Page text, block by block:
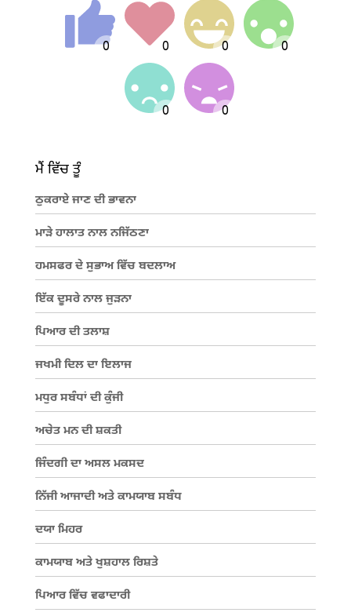
ਮੈਂ ਵਿੱਚ ਤੂੰ
ਠੁਕਰਾਏ ਜਾਣ ਦੀ ਭਾਵਨਾ
ਮਾੜੇ ਹਾਲਾਤ ਨਾਲ ਨਜਿੱਠਣਾ
ਹਮਸਫਰ ਦੇ ਸੁਭਾਅ ਵਿੱਚ ਬਦਲਾਅ
ਇੱਕ ਦੂਸਰੇ ਨਾਲ ਜੁੜਨਾ
ਪਿਆਰ ਦੀ ਤਲਾਸ਼
ਜਖਮੀ ਦਿਲ ਦਾ ਇਲਾਜ
ਮਧੁਰ ਸਬੰਧਾਂ ਦੀ ਕੁੰਜੀ
ਅਚੇਤ ਮਨ ਦੀ ਸ਼ਕਤੀ
ਜਿੰਦਗੀ ਦਾ ਅਸਲ ਮਕਸਦ
ਨਿੱਜੀ ਆਜਾਦੀ ਅਤੇ ਕਾਮਯਾਬ ਸਬੰਧ
ਦਯਾ ਮਿਹਰ
ਕਾਮਯਾਬ ਅਤੇ ਖੁਸ਼ਹਾਲ ਰਿਸ਼ਤੇ
ਪਿਆਰ ਵਿੱਚ ਵਫਾਦਾਰੀ